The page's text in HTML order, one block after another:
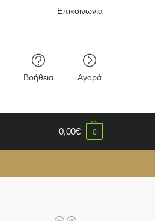
Επικοινωνία
Βοήθεια Αγορά
0,00€ 0